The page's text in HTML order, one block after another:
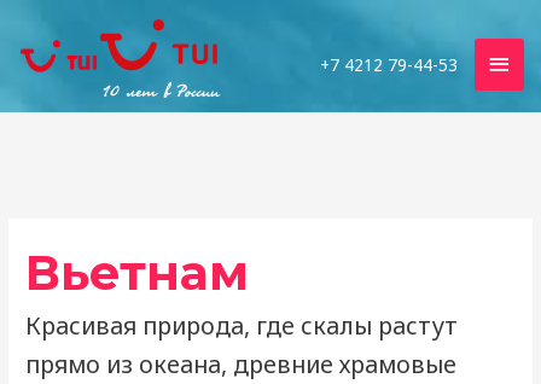
+7 4212 79-44-53
Вьетнам
Красивая природа, где скалы растут
прямо из океана, древние храмовые